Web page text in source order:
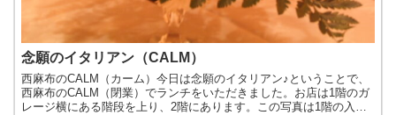
念願のイタリアン（CALM）
西麻布のCALM（カーム）今日は念願のイタリアン♪ということで、
西麻布のCALM（閉業）でランチをいただきました。お店は1階のガ
レージ横にある階段を上り、2階にあります。この写真は1階の入口